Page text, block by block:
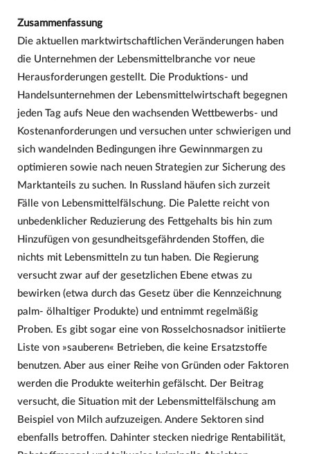
Zusammenfassung
Die aktuellen marktwirtschaftlichen Veränderungen haben
die Unternehmen der Lebensmittelbranche vor neue
Herausforderungen gestellt. Die Produktions- und
Handelsunternehmen der Lebensmittelwirtschaft begegnen
jeden Tag aufs Neue den wachsenden Wettbewerbs- und
Kostenanforderungen und versuchen unter schwierigen und
sich wandelnden Bedingungen ihre Gewinnmargen zu
optimieren sowie nach neuen Strategien zur Sicherung des
Marktanteils zu suchen. In Russland häufen sich zurzeit
Fälle von Lebensmittelfälschung. Die Palette reicht von
unbedenklicher Reduzierung des Fettgehalts bis hin zum
Hinzufügen von gesundheitsgefährdenden Stoffen, die
nichts mit Lebensmitteln zu tun haben. Die Regierung
versucht zwar auf der gesetzlichen Ebene etwas zu
bewirken (etwa durch das Gesetz über die Kennzeichnung
palm- ölhaltiger Produkte) und entnimmt regelmäßig
Proben. Es gibt sogar eine von Rosselchosnadsor initiierte
Liste von »sauberen« Betrieben, die keine Ersatzstoffe
benutzen. Aber aus einer Reihe von Gründen oder Faktoren
werden die Produkte weiterhin gefälscht. Der Beitrag
versucht, die Situation mit der Lebensmittelfälschung am
Beispiel von Milch aufzuzeigen. Andere Sektoren sind
ebenfalls betroffen. Dahinter stecken niedrige Rentabilität,